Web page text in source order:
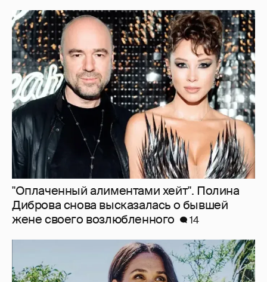
"Оплаченный алиментами хейт". Полина
Диброва снова высказалась о бывшей
жене своего возлюбленного
14
"Она постоянно говорила о дворце". Марта